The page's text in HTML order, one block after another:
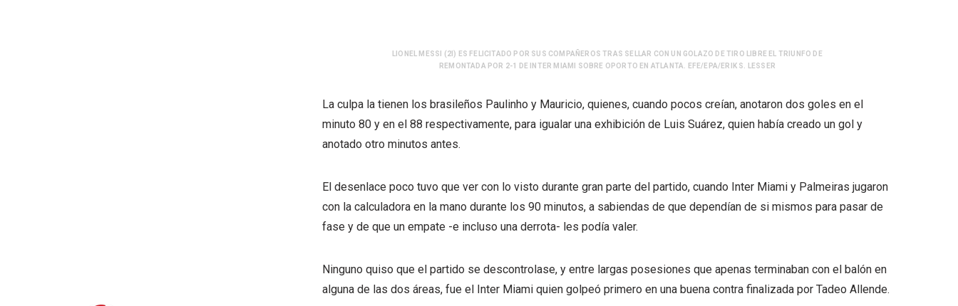
LIONEL MESSI (2I) ES FELICITADO POR SUS COMPAÑEROS TRAS SELLAR CON UN GOLAZO DE TIRO LIBRE EL TRIUNFO DE
REMONTADA POR 2-1 DE INTER MIAMI SOBRE OPORTO EN ATLANTA. EFE/EPA/ERIK S. LESSER
La culpa la tienen los brasileños Paulinho y Mauricio, quienes, cuando pocos creían, anotaron dos goles en el
minuto 80 y en el 88 respectivamente, para igualar una exhibición de Luis Suárez, quien había creado un gol y
anotado otro minutos antes.
El desenlace poco tuvo que ver con lo visto durante gran parte del partido, cuando Inter Miami y Palmeiras jugaron
con la calculadora en la mano durante los 90 minutos, a sabiendas de que dependían de si mismos para pasar de
fase y de que un empate -e incluso una derrota- les podía valer.
Ninguno quiso que el partido se descontrolase, y entre largas posesiones que apenas terminaban con el balón en
alguna de las dos áreas, fue el Inter Miami quien golpeó primero en una buena contra finalizada por Tadeo Allende.